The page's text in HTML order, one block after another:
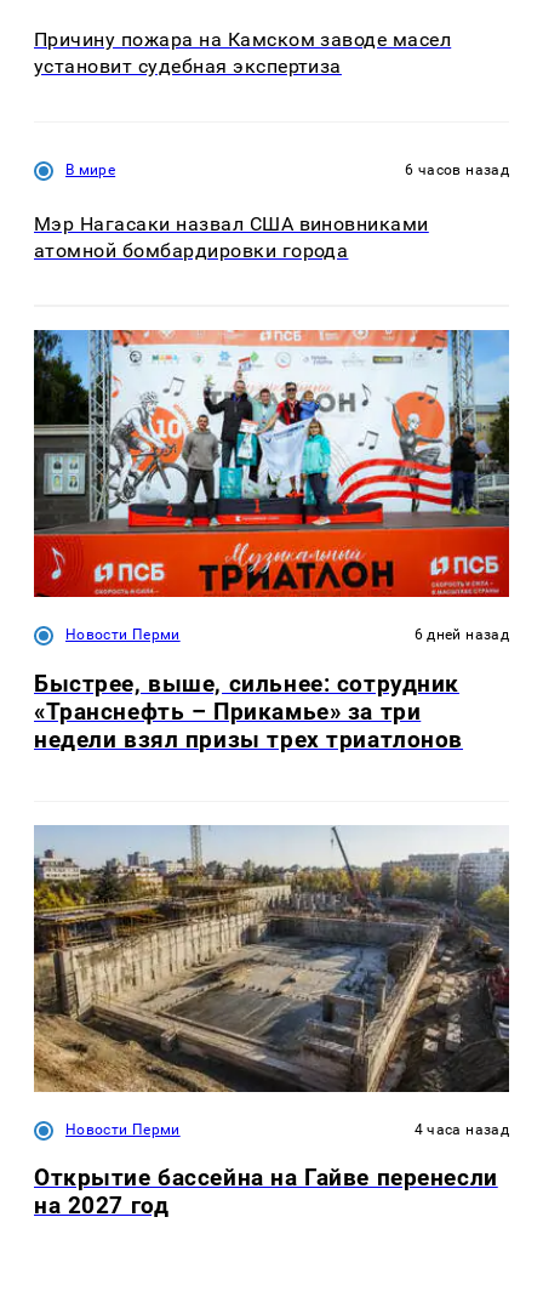
Причину пожара на Камском заводе масел
установит судебная экспертиза
В мире 6 часов назад
Мэр Нагасаки назвал США виновниками
атомной бомбардировки города
Новости Перми 6 дней назад
Быстрее, выше, сильнее: сотрудник
«Транснефть – Прикамье» за три
недели взял призы трех триатлонов
Новости Перми 4 часа назад
Открытие бассейна на Гайве перенесли
на 2027 год